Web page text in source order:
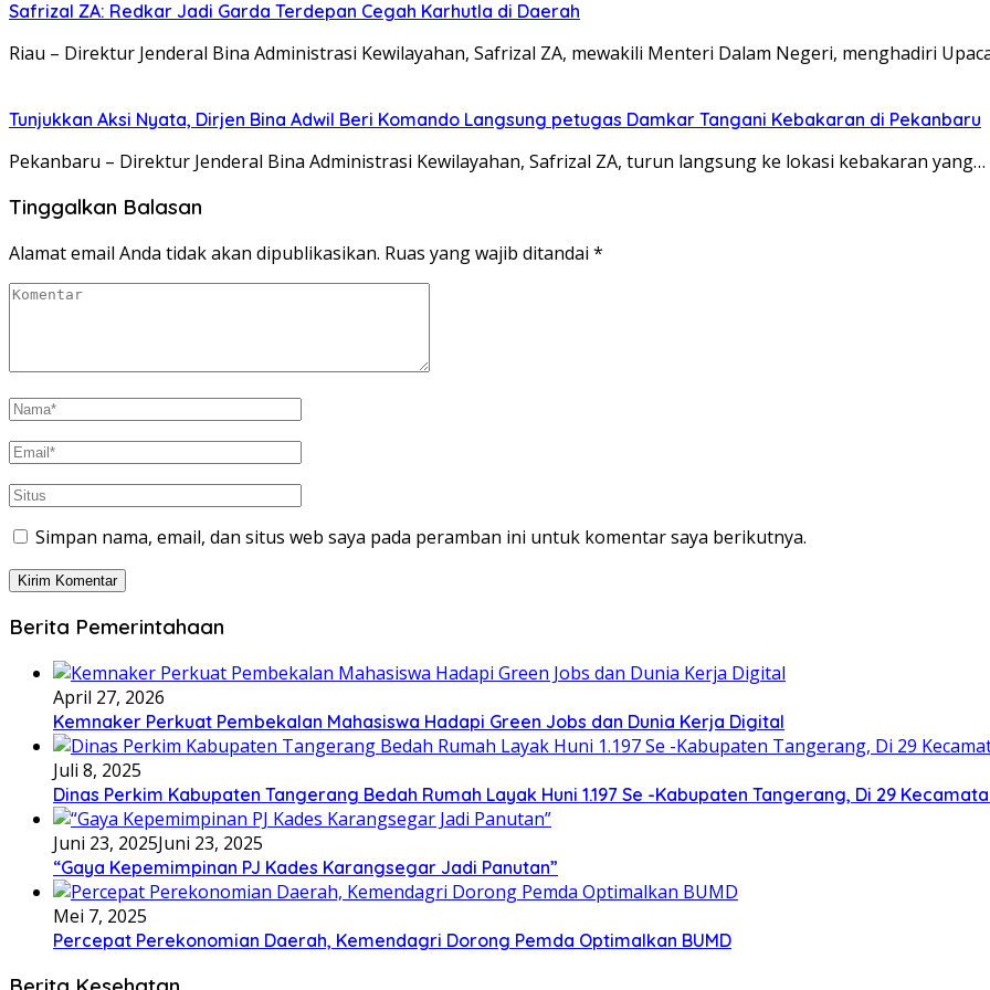
Safrizal ZA: Redkar Jadi Garda Terdepan Cegah Karhutla di Daerah
Riau – Direktur Jenderal Bina Administrasi Kewilayahan, Safrizal ZA, mewakili Menteri Dalam Negeri, menghadiri
Tunjukkan Aksi Nyata, Dirjen Bina Adwil Beri Komando Langsung petugas Damkar Tangani Kebakaran di Pekanbaru
Pekanbaru – Direktur Jenderal Bina Administrasi Kewilayahan, Safrizal ZA, turun langsung ke lokasi kebakaran yang…
Tinggalkan Balasan
Alamat email Anda tidak akan dipublikasikan. Ruas yang wajib ditandai *
Simpan nama, email, dan situs web saya pada peramban ini untuk komentar saya berikutnya.
Berita Pemerintahaan
April 27, 2026
Kemnaker Perkuat Pembekalan Mahasiswa Hadapi Green Jobs dan Dunia Kerja Digital
Juli 8, 2025
Dinas Perkim Kabupaten Tangerang Bedah Rumah Layak Huni 1.197 Se -Kabupaten Tangerang, Di 29
Juni 23, 2025Juni 23, 2025
“Gaya Kepemimpinan PJ Kades Karangsegar Jadi Panutan”
Mei 7, 2025
Percepat Perekonomian Daerah, Kemendagri Dorong Pemda Optimalkan BUMD